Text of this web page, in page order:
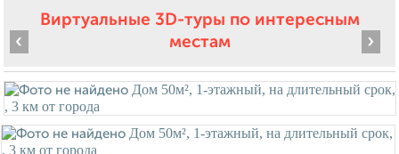
Виртуальные 3D-туры по интересным
местам
‹ ›